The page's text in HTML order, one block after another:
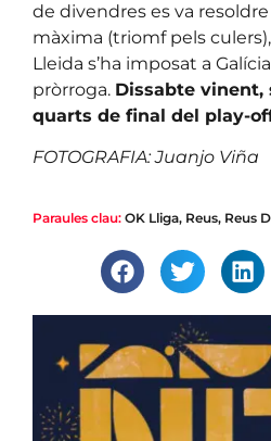
de divendres es va
màxima (triomf pels
Lleida s’ha imposat a
pròrroga. Dissabte vinent,
quarts de final del play-
FOTOGRAFIA: Juanjo Viña
Paraules clau: OK Lliga, Reus, Reus